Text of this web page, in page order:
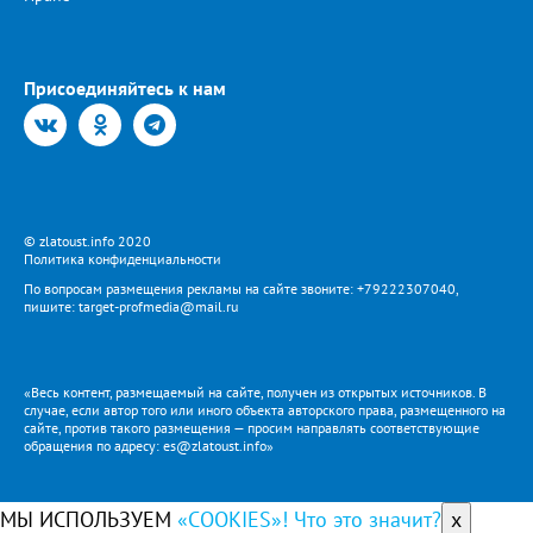
Присоединяйтесь к нам
© zlatoust.info 2020
Политика конфиденциальности
По вопросам размещения рекламы на сайте звоните: +79222307040,
пишите: target-profmedia@mail.ru
«Весь контент, размещаемый на сайте, получен из открытых источников. В
случае, если автор того или иного объекта авторского права, размещенного на
сайте, против такого размещения — просим направлять соответствующие
обращения по адресу: es@zlatoust.info»
МЫ ИСПОЛЬЗУЕМ «COOKIES»! Что это значит? x